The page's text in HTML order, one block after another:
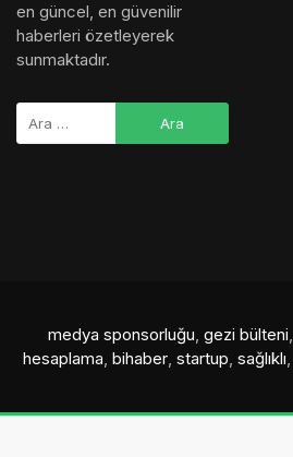
en güncel, en güvenilir
haberleri özetleyerek
sunmaktadır.
medya sponsorluğu, gezi bülteni,
hesaplama, bihaber, startup, sağlıklı,